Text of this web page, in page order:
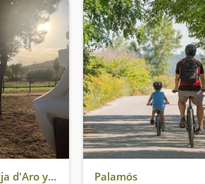
Castell d'Aro, Platja d'Aro y S'Agaró
Palamós